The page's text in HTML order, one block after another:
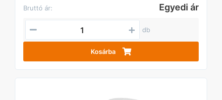
Bruttó ár:
Egyedi ár
db
Kosárba